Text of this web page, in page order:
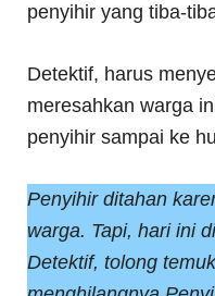
penyihir yang tiba-
Detektif, harus
meresahkan warga
penyihir sampai ke
Penyihir ditahan
warga. Tapi, hari ini
Detektif, tolong